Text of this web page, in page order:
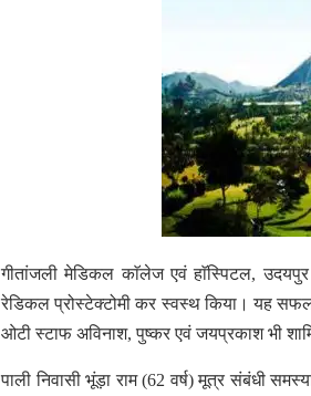
गीतांजली मेडिकल काॅलेज एवं हाॅस्पिटल,
रेडिकल प्रोस्टेक्टोमी कर स्वस्थ किया। यह
ओटी स्टाफ अविनाश, पुष्कर एवं जयप्रकाश भी
पाली निवासी भूंड़ा राम (62 वर्ष) मूत्र संबंधी